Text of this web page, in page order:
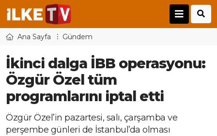
Ana Sayfa Gündem
İkinci dalga İBB operasyonu:
Özgür Özel tüm
programlarını iptal etti
Özgür Özel’in pazartesi, salı, çarşamba ve
perşembe günleri de İstanbul’da olması